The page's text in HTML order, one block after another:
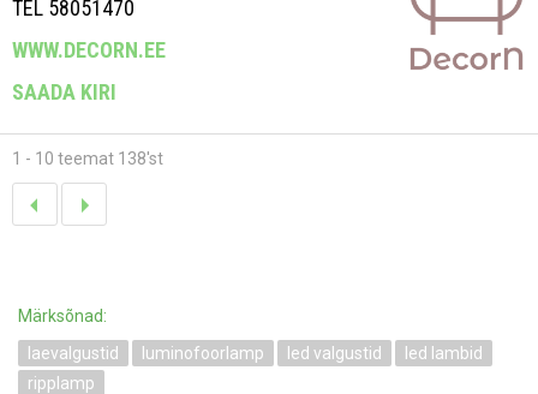
TEL 58051470
WWW.DECORN.EE
SAADA KIRI
1 - 10 teemat 138'st
Märksõnad:
laevalgustid
luminofoorlamp led valgustid
led lambid
ripplamp